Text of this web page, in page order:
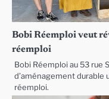
Bobi Réemploi veut
réemploi
Bobi Réemploi au 53 rue
d’aménagement durable
réemploi.